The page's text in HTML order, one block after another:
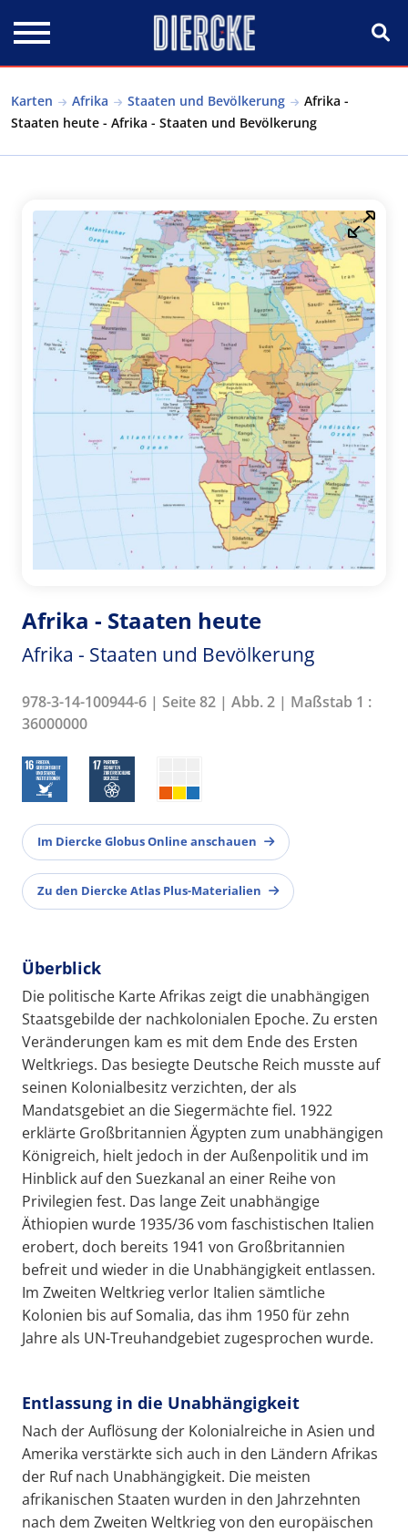
Karten Afrika Staaten und Bevölkerung
Afrika -
Staaten heute - Afrika - Staaten und Bevölkerung
Afrika - Staaten heute
Afrika - Staaten und Bevölkerung
978-3-14-100944-6 | Seite 82 | Abb. 2 | Maßstab 1 :
36000000
Im Diercke Globus Online anschauen
Zu den Diercke Atlas Plus-Materialien
Überblick
Die politische Karte Afrikas zeigt die unabhängigen
Staatsgebilde der nachkolonialen Epoche. Zu ersten
Veränderungen kam es mit dem Ende des Ersten
Weltkriegs. Das besiegte Deutsche Reich musste auf
seinen Kolonialbesitz verzichten, der als
Mandatsgebiet an die Siegermächte fiel. 1922
erklärte Großbritannien Ägypten zum unabhängigen
Königreich, hielt jedoch in der Außenpolitik und im
Hinblick auf den Suezkanal an einer Reihe von
Privilegien fest. Das lange Zeit unabhängige
Äthiopien wurde 1935/36 vom faschistischen Italien
erobert, doch bereits 1941 von Großbritannien
befreit und wieder in die Unabhängigkeit entlassen.
Im Zweiten Weltkrieg verlor Italien sämtliche
Kolonien bis auf Somalia, das ihm 1950 für zehn
Jahre als UN-Treuhandgebiet zugesprochen wurde.
Entlassung in die Unabhängigkeit
Nach der Auflösung der Kolonialreiche in Asien und
Amerika verstärkte sich auch in den Ländern Afrikas
der Ruf nach Unabhängigkeit. Die meisten
afrikanischen Staaten wurden in den Jahrzehnten
nach dem Zweiten Weltkrieg von den europäischen